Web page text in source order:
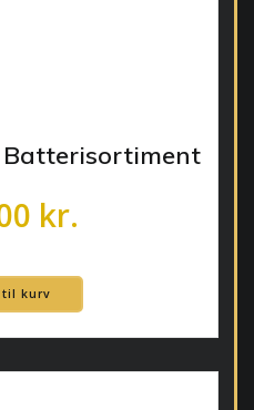
Batterisortiment
kr.
kurv